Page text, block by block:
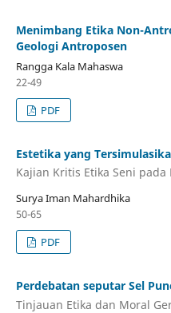
Menimbang Etika Non-
Geologi Antroposen
Rangga Kala Mahaswa
22-49
PDF
Estetika yang
Kajian Kritis Etika Seni pada
Surya Iman Mahardhika
50-65
PDF
Perdebatan seputar Sel
Tinjauan Etika dan Moral